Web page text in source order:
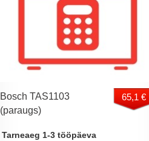
Bosch TAS1103
(paraugs)
65,1 €
Tarneaeg 1-3 tööpäeva